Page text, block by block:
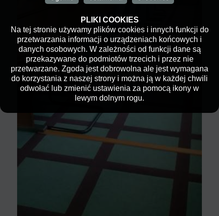
PLIKI COOKIES
Na tej stronie używamy plików cookies i innych funkcji do
przetwarzania informacji o urządzeniach końcowych i
danych osobowych. W zależności od funkcji dane są
przekazywane do podmiotów trzecich i przez nie
przetwarzane. Zgoda jest dobrowolna ale jest wymagana
do korzystania z naszej strony i można ją w każdej chwili
odwołać lub zmienić ustawienia za pomocą ikony w
lewym dolnym rogu.